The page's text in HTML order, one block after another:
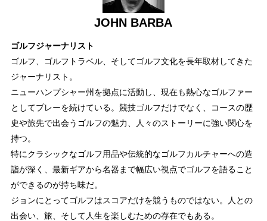
JOHN BARBA
ゴルフジャーナリスト
ゴルフ、ゴルフトラベル、そしてゴルフ文化を長年取材してきた
ジャーナリスト。
ニューハンプシャー州を拠点に活動し、現在も熱心なゴルファー
としてプレーを続けている。競技ゴルフだけでなく、コースの歴
史や旅先で出会うゴルフの魅力、人々のストーリーに強い関心を
持つ。
特にクラシックなゴルフ用品や伝統的なゴルフカルチャーへの造
詣が深く、最新ギアから名器まで幅広い視点でゴルフを語ること
ができるのが持ち味だ。
ジョンにとってゴルフはスコアだけを競うものではない。人との
出会い、旅、そして人生を楽しむための存在でもある。